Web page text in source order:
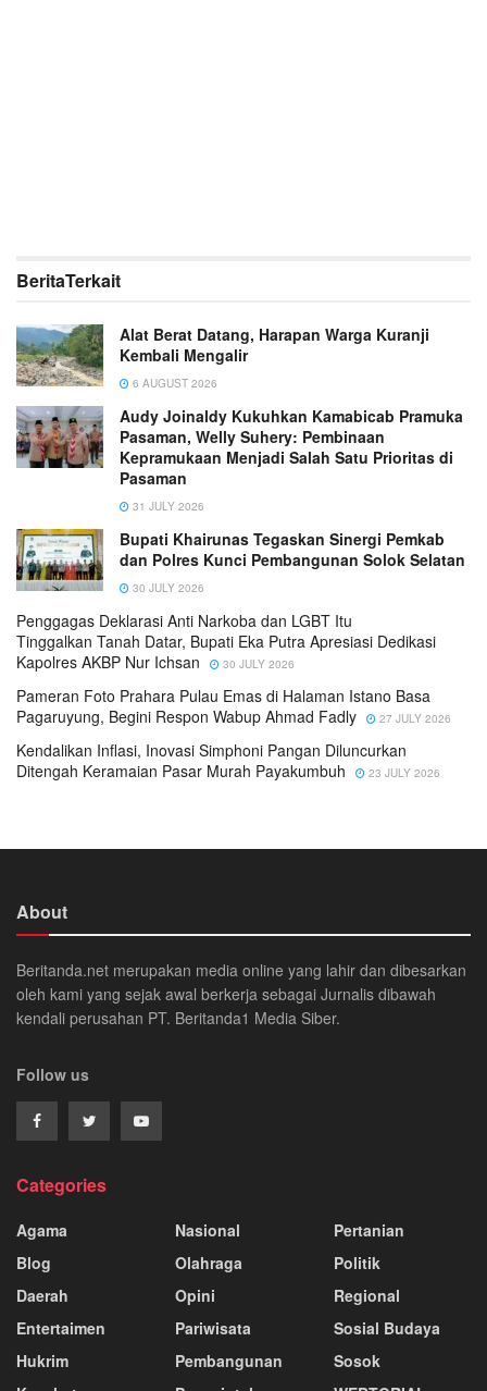
BeritaTerkait
Alat Berat Datang, Harapan Warga Kuranji
Kembali Mengalir
6 AUGUST 2026
Audy Joinaldy Kukuhkan Kamabicab Pramuka
Pasaman, Welly Suhery: Pembinaan
Kepramukaan Menjadi Salah Satu Prioritas di
Pasaman
31 JULY 2026
Bupati Khairunas Tegaskan Sinergi Pemkab
dan Polres Kunci Pembangunan Solok Selatan
30 JULY 2026
Penggagas Deklarasi Anti Narkoba dan LGBT Itu
Tinggalkan Tanah Datar, Bupati Eka Putra Apresiasi Dedikasi
Kapolres AKBP Nur Ichsan
30 JULY 2026
Pameran Foto Prahara Pulau Emas di Halaman Istano Basa
Pagaruyung, Begini Respon Wabup Ahmad Fadly
27 JULY 2026
Kendalikan Inflasi, Inovasi Simphoni Pangan Diluncurkan
Ditengah Keramaian Pasar Murah Payakumbuh
23 JULY 2026
About
Beritanda.net merupakan media online yang lahir dan dibesarkan
oleh kami yang sejak awal berkerja sebagai Jurnalis dibawah
kendali perusahan PT. Beritanda1 Media Siber.
Follow us
Categories
Agama
Blog
Daerah
Entertaimen
Hukrim
Nasional
Olahraga
Opini
Pariwisata
Pembangunan
Pertanian
Politik
Regional
Sosial Budaya
Sosok